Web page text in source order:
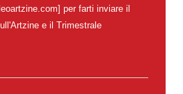
per farti inviare il
e il Trimestrale